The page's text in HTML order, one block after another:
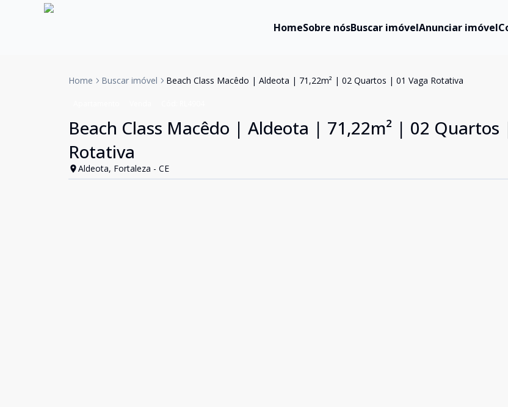
HomeSobre nósBuscar imóvelAnunciar imóvel
Home Buscar imóvel Beach Class Macêdo | Aldeota | 71,22m² | 02 Quartos | 01 Vaga Rotativa
Beach Class Macêdo | Aldeota | 71,22m² | 02 Quartos
Rotativa
Aldeota, Fortaleza - CE